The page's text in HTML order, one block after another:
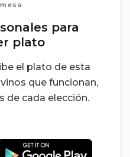
para
plato
el plato de esta
que funcionan,
de cada elección.